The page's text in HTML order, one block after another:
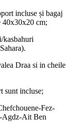
incluse și bagaj
40x30x20 cm;
kasbahuri
Draa si in cheile
sunt incluse;
Fez-
Agdz-Ait Ben